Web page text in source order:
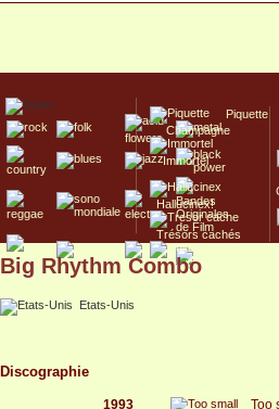
Piquette
Champagne
Immortel
Hallucinex!
Trésors cachés
Culte/Collector
Big Rhythm Combo
Etats-Unis
Discographie
1993 Too